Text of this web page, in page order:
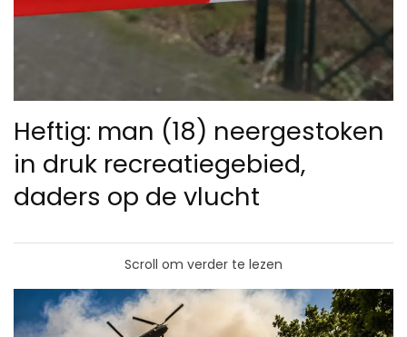
Heftig: man (18) neergestoken
in druk recreatiegebied,
daders op de vlucht
Scroll om verder te lezen